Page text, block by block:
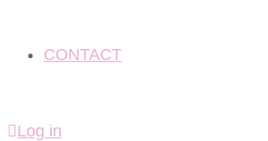
CONTACT
Log in